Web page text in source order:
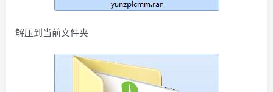
解压到当前文件夹